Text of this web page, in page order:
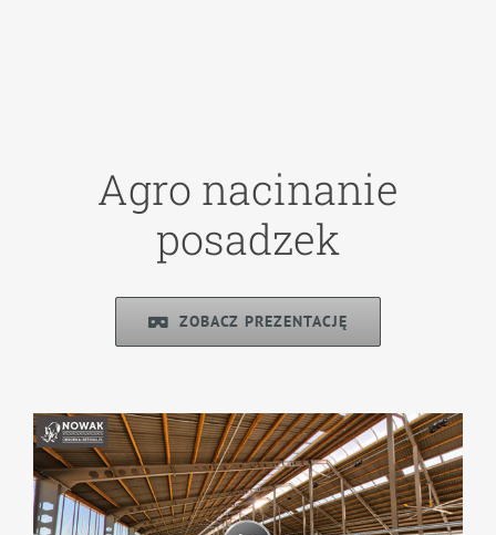
Agro nacinanie
posadzek
ZOBACZ PREZENTACJĘ